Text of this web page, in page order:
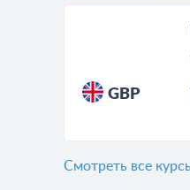
GBP
Смотреть все